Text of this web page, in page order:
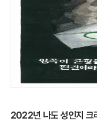
되는 등 범죄 피해를 입고
이상이 인접국으로 피난한
아동이다.한편 올해 9월은
위반한 혐의로 체포돼 구금
1주년이었다. 이후 많은 여
수상자인 나르게스 모하마
선고받을 위기에 처해 있
수 있다는 내용의 '올림피아
지부에 따르면 아르헨티나
2022년 나도 성인지 크